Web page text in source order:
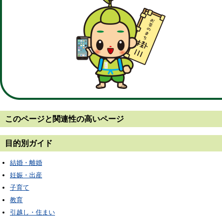
このページと 関連性の高いページ
目的別ガイド
結婚・離婚
妊娠・出産
子育て
教育
引越し・住まい